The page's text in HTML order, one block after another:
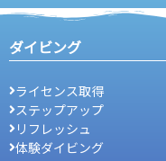
ダイビング
ライセンス取得
ステップアップ
リフレッシュ
体験ダイビング